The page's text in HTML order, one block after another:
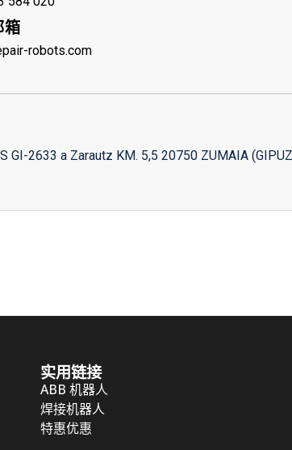
箱
robots.com
GI-2633 a Zarautz KM. 5,5 20750 ZUMAIA
实用链接
ABB 机器人
焊接机器人
特惠优惠